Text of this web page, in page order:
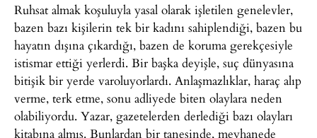
Ruhsat almak koşuluyla yasal olarak işletilen genelevler,
bazen bazı kişilerin tek bir kadını sahiplendiği, bazen bu
hayatın dışına çıkardığı, bazen de koruma gerekçesiyle
istismar ettiği yerlerdi. Bir başka deyişle, suç dünyasına
bitişik bir yerde varoluyorlardı. Anlaşmazlıklar, haraç alıp
verme, terk etme, sonu adliyede biten olaylara neden
olabiliyordu. Yazar, gazetelerden derlediği bazı olayları
kitabına almış. Bunlardan bir tanesinde, meyhanede